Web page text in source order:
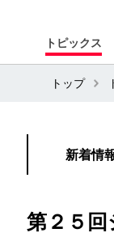
トピックス
トップ
新着情
第２５